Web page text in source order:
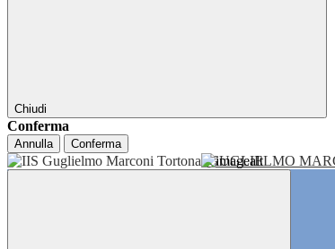
Chiudi
Conferma
Annulla Conferma
GUGLIELMO